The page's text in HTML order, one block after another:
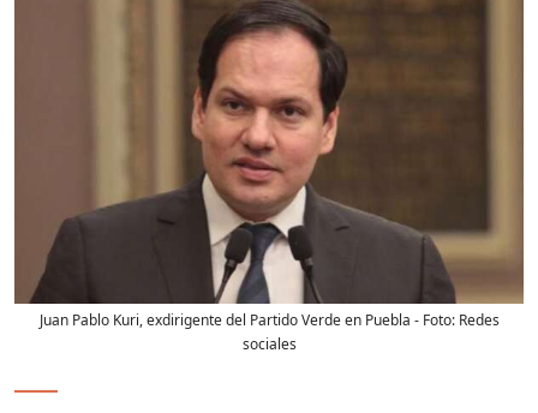
Juan Pablo Kuri, exdirigente del Partido Verde en Puebla - Foto: Redes
sociales